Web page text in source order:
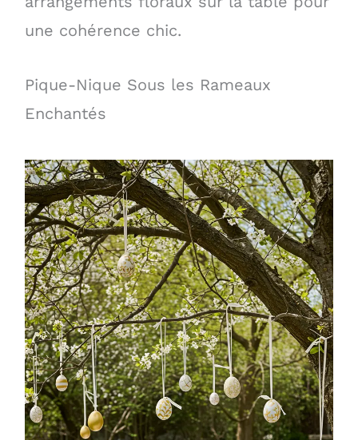
une cohérence chic.
Pique-Nique Sous les Rameaux
Enchantés